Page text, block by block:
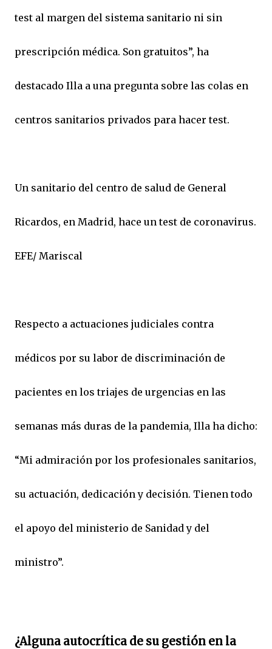
test al margen del sistema sanitario ni sin
prescripción médica. Son gratuitos”, ha
destacado Illa a una pregunta sobre las colas en
centros sanitarios privados para hacer test.
Un sanitario del centro de salud de General
Ricardos, en Madrid, hace un test de coronavirus.
EFE/ Mariscal
Respecto a actuaciones judiciales contra
médicos por su labor de discriminación de
pacientes en los triajes de urgencias en las
semanas más duras de la pandemia, Illa ha dicho:
“Mi admiración por los profesionales sanitarios,
su actuación, dedicación y decisión. Tienen todo
el apoyo del ministerio de Sanidad y del
ministro”.
¿Alguna autocrítica de su gestión en la